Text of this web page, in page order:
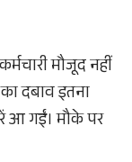
मौजूद नहीं
दबाव इतना
आ गईं। मौके पर